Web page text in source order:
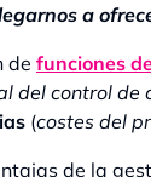
a
de funciones
del control de
(costes del
de la